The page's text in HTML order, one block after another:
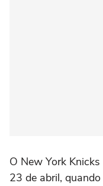
O New York
23 de abril,